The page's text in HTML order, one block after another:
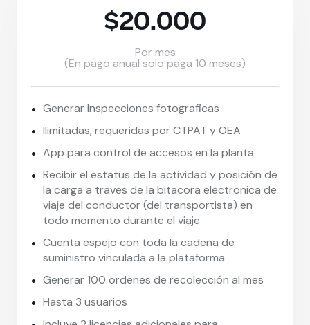
$20.000
Por mes
(En pago anual solo paga 10 meses)
Generar Inspecciones fotograficas
Ilimitadas, requeridas por CTPAT y OEA
App para control de accesos en la planta
Recibir el estatus de la actividad y posición de
la carga a traves de la bitacora electronica de
viaje del conductor (del transportista) en
todo momento durante el viaje
Cuenta espejo con toda la cadena de
suministro vinculada a la plataforma
Generar 100 ordenes de recolección al mes
Hasta 3 usuarios